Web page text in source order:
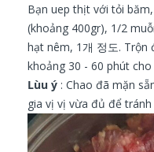
Bạn uep thịt với tỏi
(khoảng 400gr), 1/2
hạt nêm, 1개 정도. Trộn
khoảng 30 - 60 phút
Lùu ý : Chao đã mặn
gia vị vị vừa đủ để